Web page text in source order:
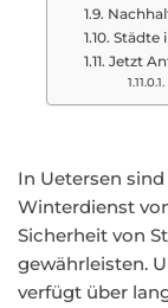
Städte
Jetzt
In Uetersen
Winterdienst
Sicherheit von
gewährleisten.
verfügt über